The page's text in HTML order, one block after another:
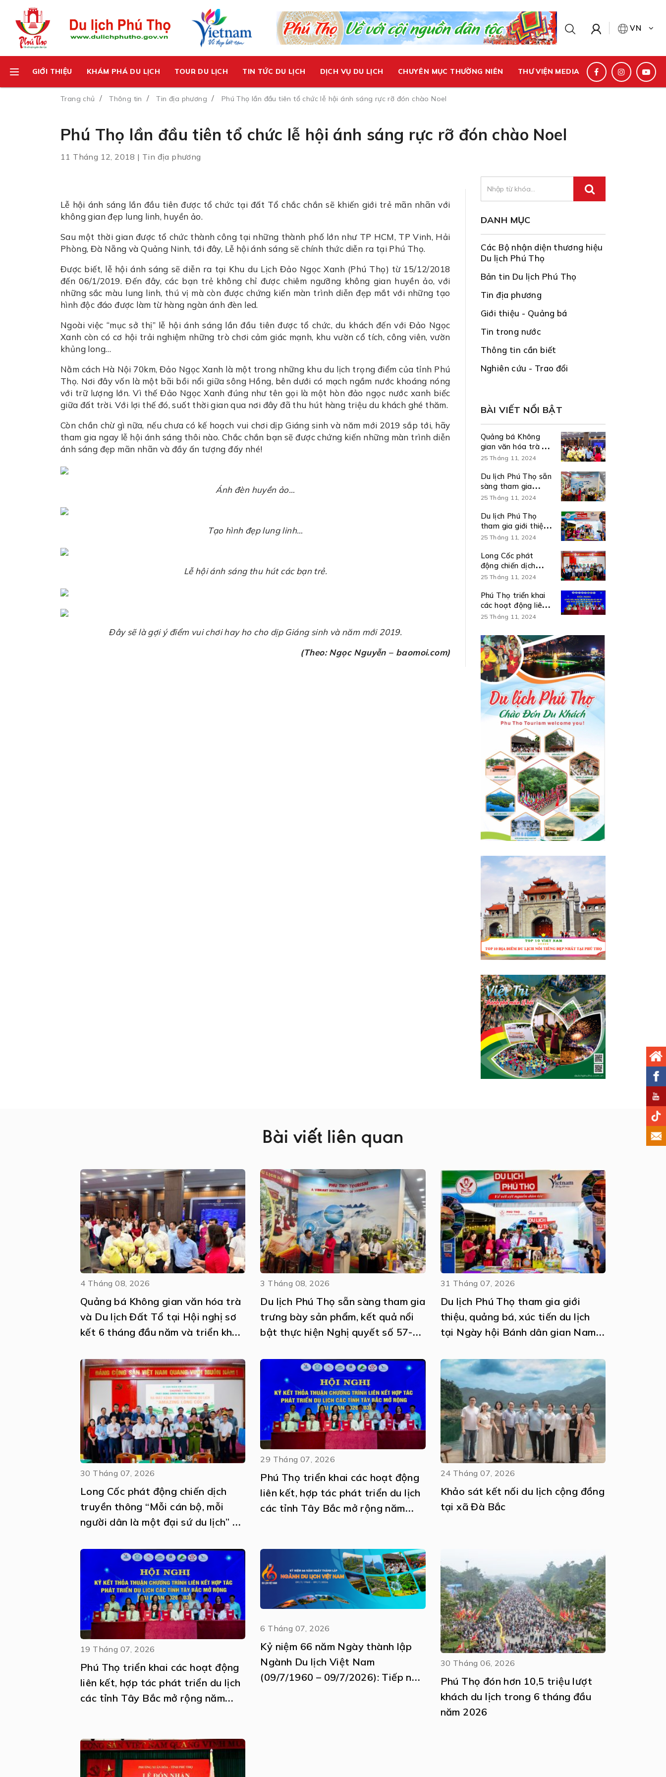
VN
GIỚI THIỆU KHÁM PHÁ DU LỊCH TOUR DU LỊCH TIN TỨC DU LỊCH DỊCH VỤ DU LỊCH CHUYÊN MỤC THƯỜNG NIÊN THƯ VIỆN MEDIA
Trang chủ Thông tin Tin địa phương Phú Thọ lần đầu tiên tổ chức lễ hội ánh sáng rực rỡ đón chào Noel
Phú Thọ lần đầu tiên tổ chức lễ hội ánh sáng rực rỡ đón chào Noel
11 Tháng 12, 2018 | Tin địa phương
Lễ hội ánh sáng lần đầu tiên được tổ chức tại đất Tổ chắc chắn sẽ khiến giới trẻ mãn nhãn với
không gian đẹp lung linh, huyền ảo.
Sau một thời gian được tổ chức thành công tại những thành phố lớn như TP HCM, TP Vinh, Hải
Phòng, Đà Nẵng và Quảng Ninh, tới đây, Lễ hội ánh sáng sẽ chính thức diễn ra tại Phú Thọ.
Được biết, lễ hội ánh sáng sẽ diễn ra tại Khu du Lịch Đảo Ngọc Xanh (Phú Thọ) từ 15/12/2018
đến 06/1/2019. Đến đây, các bạn trẻ không chỉ được chiêm ngưỡng không gian huyền ảo, với
những sắc màu lung linh, thú vị mà còn được chứng kiến màn trình diễn đẹp mắt với những tạo
hình độc đáo được làm từ hàng ngàn ánh đèn led.
Ngoài việc “mục sở thị” lễ hội ánh sáng lần đầu tiên được tổ chức, du khách đến với Đảo Ngọc
Xanh còn có cơ hội trải nghiệm những trò chơi cảm giác mạnh, khu vườn cổ tích, công viên, vườn
khủng long…
Nằm cách Hà Nội 70km, Đảo Ngọc Xanh là một trong những khu du lịch trọng điểm của tỉnh Phú
Thọ. Nơi đây vốn là một bãi bồi nổi giữa sông Hồng, bên dưới có mạch ngầm nước khoáng nóng
với trữ lượng lớn. Vì thế Đảo Ngọc Xanh đúng như tên gọi là một hòn đảo ngọc nước xanh biếc
giữa đất trời. Với lợi thế đó, suốt thời gian qua nơi đây đã thu hút hàng triệu du khách ghé thăm.
Còn chần chừ gì nữa, nếu chưa có kế hoạch vui chơi dịp Giáng sinh và năm mới 2019 sắp tới, hãy
tham gia ngay lễ hội ánh sáng thôi nào. Chắc chắn bạn sẽ được chứng kiến những màn trình diễn
ánh sáng đẹp mãn nhãn và đầy ấn tượng đấy nhé!
Ánh đèn huyền ảo…
Tạo hình đẹp lung linh…
Lễ hội ánh sáng thu hút các bạn trẻ.
Đây sẽ là gợi ý điểm vui chơi hay ho cho dịp Giáng sinh và năm mới 2019.
(Theo: Ngọc Nguyễn – baomoi.com)
DANH MỤC
Các Bộ nhận diện thương hiệu
Du lịch Phú Thọ
Bản tin Du lịch Phú Thọ
Tin địa phương
Giới thiệu - Quảng bá
Tin trong nước
Thông tin cần biết
Nghiên cứu - Trao đổi
BÀI VIẾT NỔI BẬT
Quảng bá Không
gian văn hóa trà và
Du lịch Đất Tổ tại
tháng đầu năm và
triển khai nhiệm vụ
6 tháng cuối năm
quyết số 57-
NQ/TW
25 Tháng 11, 2024
Du lịch Phú Thọ sẵn
sàng tham gia
trưng bày sản
bật thực hiện Nghị
quyết số 57-
NQ/TW
25 Tháng 11, 2024
Du lịch Phú Thọ
tham gia giới thiệu,
quảng bá, xúc tiến
Bánh dân gian Nam
Bộ – An Giang
25 Tháng 11, 2024
Long Cốc phát
động chiến dịch
truyền thông “Mỗi
dân là một đại sứ
du lịch” và ra mắt
kênh truyền thông
Cốc
25 Tháng 11, 2024
Phú Thọ triển khai
các hoạt động liên
kết, hợp tác phát
Tây Bắc mở rộng
năm 2026
25 Tháng 11, 2024
Bài viết liên quan
4 Tháng 08, 2026
Quảng bá Không gian văn hóa trà
và Du lịch Đất Tổ tại Hội nghị sơ
kết 6 tháng đầu năm và triển khai
thực hiện Nghị quyết số 57-
NQ/TW
3 Tháng 08, 2026
Du lịch Phú Thọ sẵn sàng tham gia
trưng bày sản phẩm, kết quả nổi
bật thực hiện Nghị quyết số 57-
31 Tháng 07, 2026
Du lịch Phú Thọ tham gia giới
thiệu, quảng bá, xúc tiến du lịch
tại Ngày hội Bánh dân gian Nam
30 Tháng 07, 2026
Long Cốc phát động chiến dịch
truyền thông “Mỗi cán bộ, mỗi
người dân là một đại sứ du lịch” và
Amazing Long Cốc
29 Tháng 07, 2026
Phú Thọ triển khai các hoạt động
liên kết, hợp tác phát triển du lịch
các tỉnh Tây Bắc mở rộng năm
24 Tháng 07, 2026
Khảo sát kết nối du lịch cộng đồng
tại xã Đà Bắc
19 Tháng 07, 2026
Phú Thọ triển khai các hoạt động
liên kết, hợp tác phát triển du lịch
các tỉnh Tây Bắc mở rộng năm
6 Tháng 07, 2026
Kỷ niệm 66 năm Ngày thành lập
Ngành Du lịch Việt Nam
(09/7/1960 – 09/7/2026): Tiếp nối
30 Tháng 06, 2026
Phú Thọ đón hơn 10,5 triệu lượt
khách du lịch trong 6 tháng đầu
năm 2026